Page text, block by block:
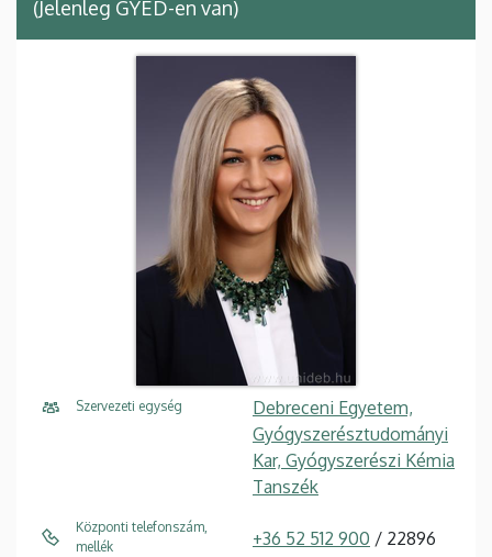
(Jelenleg GYED-en van)
Szervezeti egység
Debreceni Egyetem,
Gyógyszerésztudományi
Kar, Gyógyszerészi Kémia
Tanszék
Központi telefonszám,
mellék
+36 52 512 900 / 22896